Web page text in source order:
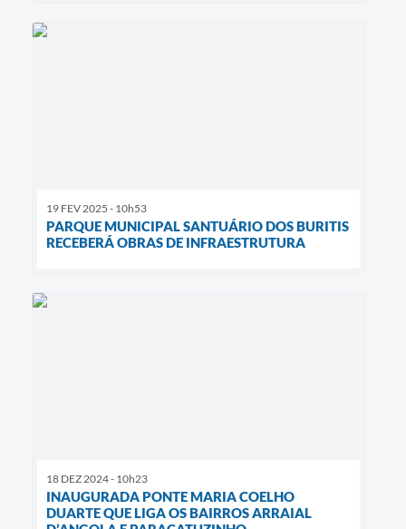
19 FEV 2025 - 10h53
PARQUE MUNICIPAL SANTUÁRIO DOS BURITIS
RECEBERÁ OBRAS DE INFRAESTRUTURA
18 DEZ 2024 - 10h23
INAUGURADA PONTE MARIA COELHO
DUARTE QUE LIGA OS BAIRROS ARRAIAL